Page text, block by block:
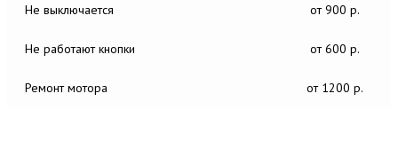
Не выключается от 900 р.
Не работают кнопки от 600 р.
Ремонт мотора от 1200 р.